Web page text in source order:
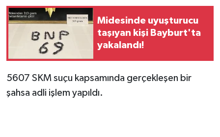
Midesinde uyuşturucu
taşıyan kişi Bayburt'ta
yakalandı!
5607 SKM suçu kapsamında gerçekleşen bir
şahsa adli işlem yapıldı.